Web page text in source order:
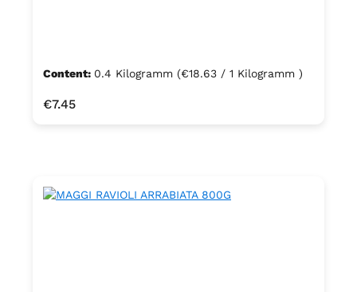
Content: 0.4 Kilogramm (€18.63 / 1 Kilogramm )
Regular price:
€7.45